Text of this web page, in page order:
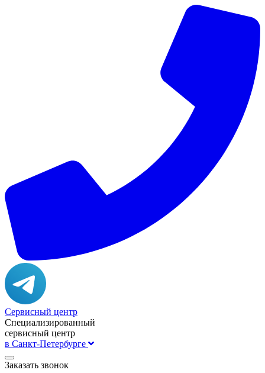
Сервисный центр
Специализированный
сервисный центр
в Санкт-Петербурге
Заказать звонок